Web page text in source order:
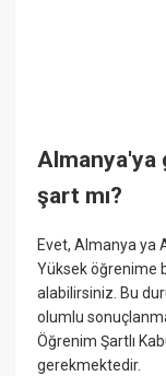
Almanya'ya
şart mı?
Evet, Almanya ya
Yüksek öğrenime
alabilirsiniz. Bu
olumlu
Öğrenim Şartlı
gerekmektedir.